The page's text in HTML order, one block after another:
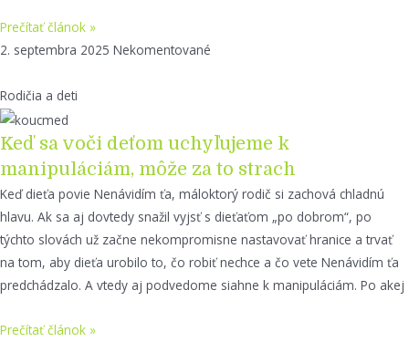
Prečítať článok »
2. septembra 2025 Nekomentované
Rodičia a deti
Keď sa voči deťom uchyľujeme k
manipuláciám, môže za to strach
Keď dieťa povie Nenávidím ťa, máloktorý rodič si zachová chladnú
hlavu. Ak sa aj dovtedy snažil vyjsť s dieťaťom „po dobrom“, po
týchto slovách už začne nekompromisne nastavovať hranice a trvať
na tom, aby dieťa urobilo to, čo robiť nechce a čo vete Nenávidím ťa
predchádzalo. A vtedy aj podvedome siahne k manipuláciám. Po akej
Prečítať článok »